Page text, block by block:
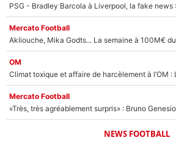
PSG - Bradley Barcola à Liverpool, la fake
Mercato Football
OM
Mercato Football
NEWS FOOTBALL